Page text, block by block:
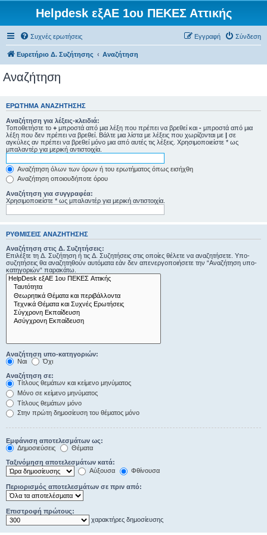
Helpdesk εξΑΕ 1ου ΠΕΚΕΣ Αττικής
Συχνές ερωτήσεις Σύνδεση
Εγγραφή
Ευρετήριο Δ. Συζήτησης Αναζήτηση
Αναζήτηση
ΕΡΏΤΗΜΑ ΑΝΑΖΉΤΗΣΗΣ
Αναζήτηση για λέξεις-κλειδιά:
Τοποθετήστε το + μπροστά από μια λέξη που πρέπει να βρεθεί και - μπροστά από μια
λέξη που δεν πρέπει να βρεθεί. Βάλτε μια λίστα με λέξεις που χωρίζονται με | σε
αγκύλες αν πρέπει να βρεθεί μόνο μια από αυτές τις λέξεις. Χρησιμοποιείστε * ως
μπαλαντέρ για μερική αντιστοιχία.
Αναζήτηση όλων των όρων ή του ερωτήματος όπως εισήχθη
Αναζήτηση οποιουδήποτε όρου
Αναζήτηση για συγγραφέα:
Χρησιμοποιείστε * ως μπαλαντέρ για μερική αντιστοιχία.
ΡΥΘΜΊΣΕΙΣ ΑΝΑΖΉΤΗΣΗΣ
Αναζήτηση στις Δ. Συζητήσεις:
Επιλέξτε τη Δ. Συζήτηση ή τις Δ. Συζητήσεις στις οποίες θέλετε να αναζητήσετε. Υπο-
συζητήσεις θα αναζητηθούν αυτόματα εάν δεν απενεργοποιήσετε την “Αναζήτηση υπο-
κατηγοριών“ παρακάτω.
Αναζήτηση υπο-κατηγοριών:
Ναι
Όχι
Αναζήτηση σε:
Τίτλους θεμάτων και κείμενο μηνύματος
Μόνο σε κείμενο μηνύματος
Τίτλους θεμάτων μόνο
Στην πρώτη δημοσίευση του θέματος μόνο
Εμφάνιση αποτελεσμάτων ως:
Δημοσιεύσεις
Θέματα
Ταξινόμηση αποτελεσμάτων κατά:
Αύξουσα
Φθίνουσα
Περιορισμός αποτελεσμάτων σε πριν από:
Επιστροφή πρώτους:
χαρακτήρες δημοσίευσης